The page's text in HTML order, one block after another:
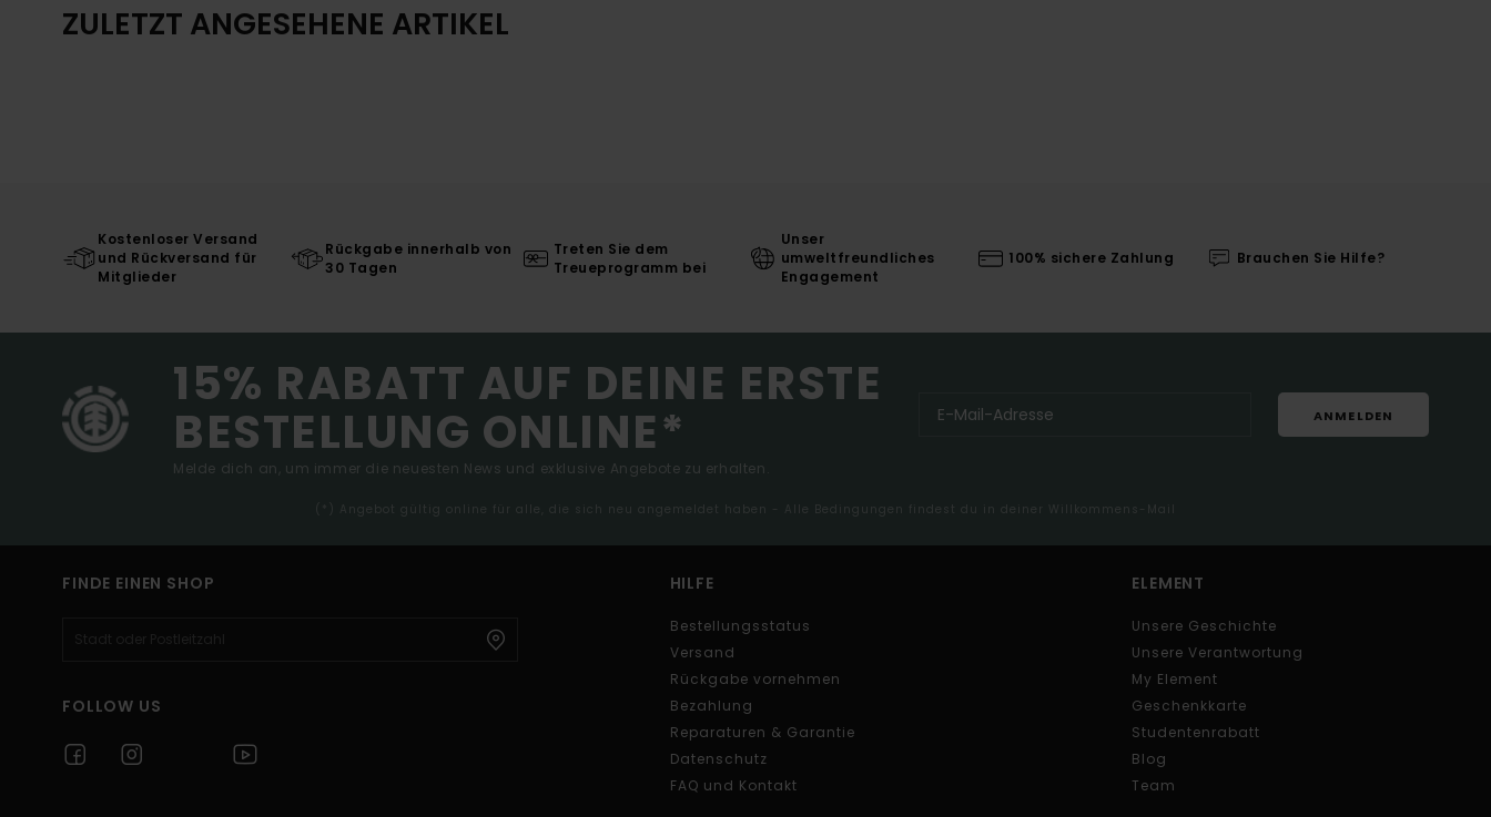
ZULETZT ANGESEHENE ARTIKEL
Kostenloser Versand
und Rückversand für
Mitglieder
Rückgabe innerhalb von
30 Tagen
Treten Sie dem
Treueprogramm bei
Unser
umweltfreundliches
Engagement
100% sichere Zahlung Brauchen Sie Hilfe?
15% RABATT AUF DEINE ERSTE
BESTELLUNG ONLINE*
Melde dich an, um immer die neuesten News und exklusive Angebote zu erhalten.
ANMELDEN
(*) Angebot gültig online für alle, die sich neu angemeldet haben - Alle Bedingungen findest du in deiner Willkommens-Mail
FINDE EINEN SHOP
FOLLOW US
HILFE
Bestellungsstatus
Versand
Rückgabe vornehmen
Bezahlung
Reparaturen & Garantie
Datenschutz
FAQ und Kontakt
ELEMENT
Unsere Geschichte
Unsere Verantwortung
My Element
Geschenkkarte
Studentenrabatt
Blog
Team